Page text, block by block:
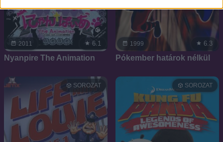
2011 6.1
Nyanpire The Animation
1999 6.3
Pókember határok nélkül
SOROZAT SOROZAT